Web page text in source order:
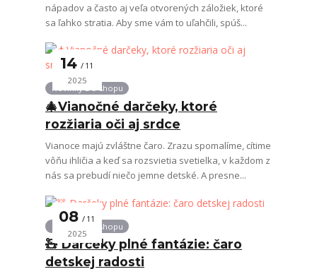
nápadov a často aj veľa otvorených záložiek, ktoré
sa ľahko stratia. Aby sme vám to uľahčili, spúš...
14 11
2025
Novinky z e-shopu
🎄Vianočné darčeky, ktoré
rozžiaria oči aj srdce
Vianoce majú zvláštne čaro. Zrazu spomalíme, cítime
vôňu ihličia a keď sa rozsvietia svetielka, v každom z
nás sa prebudí niečo jemne detské. A presne...
08 11
2025
Novinky z e-shopu
🧸 Darčeky plné fantázie: čaro
detskej radosti